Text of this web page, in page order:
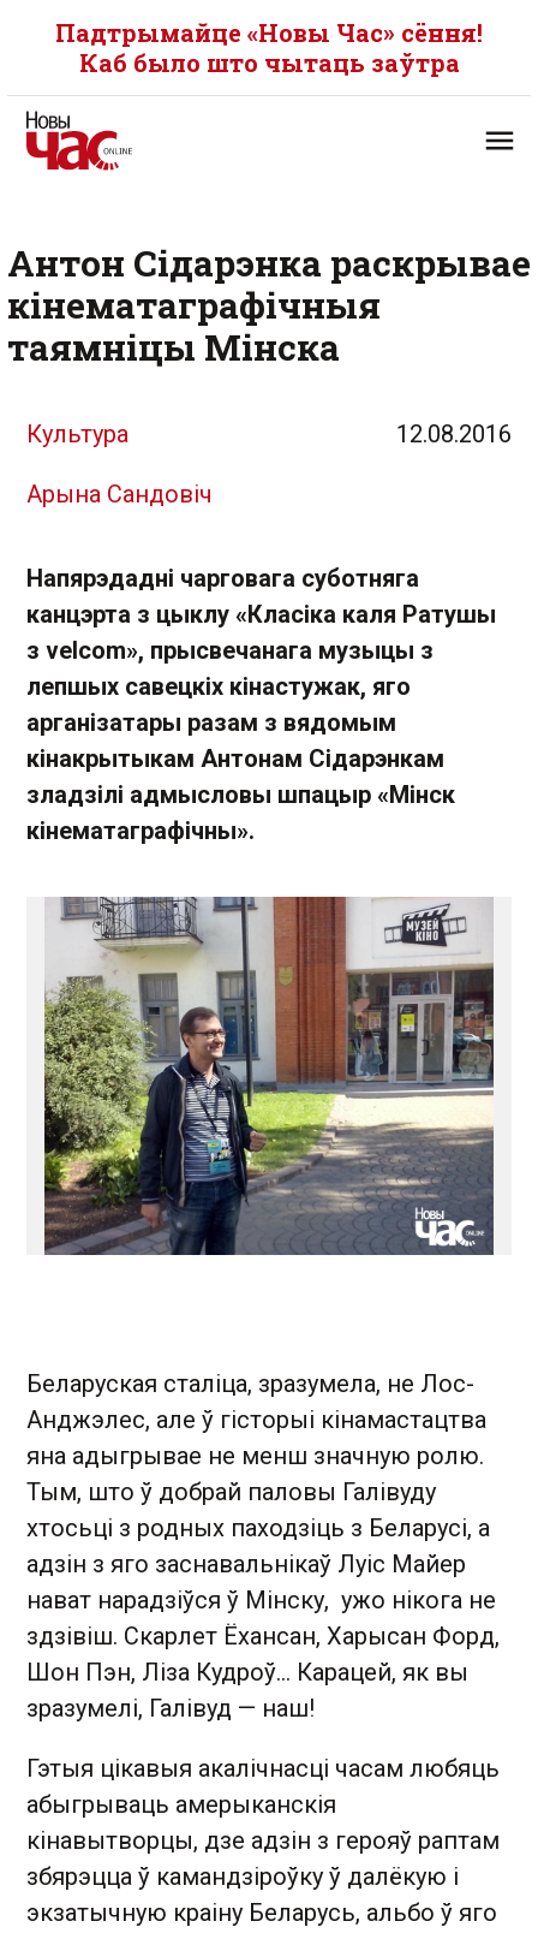
Падтрымайце «Новы Час» сёння!
Каб было што чытаць заўтра
Антон Сідарэнка раскрывае
кінематаграфічныя
таямніцы Мінска
Культура 12.08.2016
Арына Сандовіч
Напярэдадні чарговага суботняга
канцэрта з цыклу «Класіка каля Ратушы
з velcom», прысвечанага музыцы з
лепшых савецкіх кінастужак, яго
арганізатары разам з вядомым
кінакрытыкам Антонам Сідарэнкам
зладзілі адмысловы шпацыр «Мінск
кінематаграфічны».
Беларуская сталіца, зразумела, не Лос-
Анджэлес, але ў гісторыі кінамастацтва
яна адыгрывае не менш значную ролю.
Тым, што ў добрай паловы Галівуду
хтосьці з родных паходзіць з Беларусі, а
адзін з яго заснавальнікаў Луіс Майер
нават нарадзіўся ў Мінску, ужо нікога не
здзівіш. Скарлет Ёхансан, Харысан Форд,
Шон Пэн, Ліза Кудроў… Карацей, як вы
зразумелі, Галівуд — наш!
Гэтыя цікавыя акалічнасці часам любяць
абыгрываць амерыканскія
кінавытворцы, дзе адзін з герояў раптам
збярэцца ў камандзіроўку ў далёкую і
экзатычную краіну Беларусь, альбо ў яго